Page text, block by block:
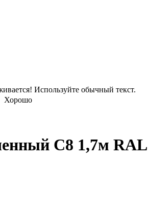
Используйте обычный текст.
Хорошо
С8 1,7м RAL